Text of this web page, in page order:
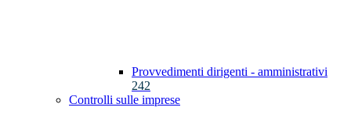
Provvedimenti dirigenti - amministrativi
242
Controlli sulle imprese